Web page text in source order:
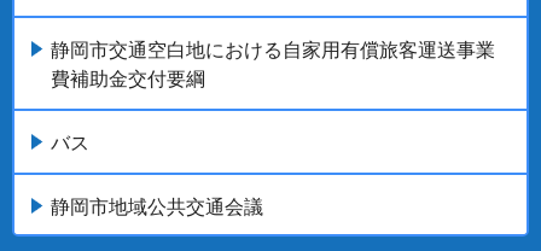
静岡市交通空白地における自家用有償旅客運送事業
費補助金交付要綱
バス
静岡市地域公共交通会議